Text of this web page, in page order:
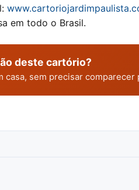
em todo o Brasil.
deste cartório?
casa, sem precisar comparecer